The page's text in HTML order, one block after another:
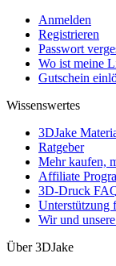
Anmelden
Registrieren
Passwort
Wo ist meine
Gutschein
Wissenswertes
3DJake
Ratgeber
Mehr kaufen,
Affiliate
3D-Druck
Unterstützung
Wir und
Über 3DJake